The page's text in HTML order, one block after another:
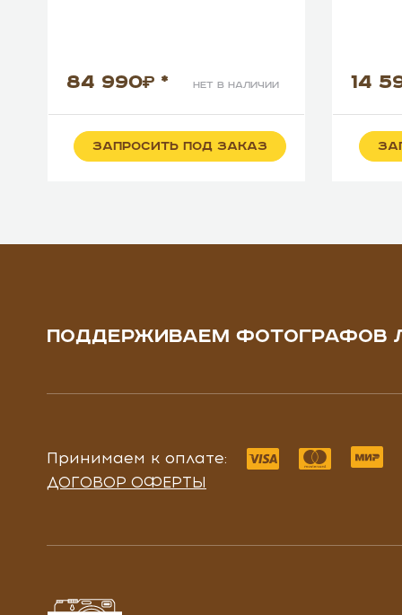
84 990 * нет в наличии
ЗАПРОСИТЬ ПОД ЗАКАЗ
14
ПОДДЕРЖИВАЕМ ФОТОГРАФОВ
Принимаем к оплате:
ДОГОВОР ОФЕРТЫ